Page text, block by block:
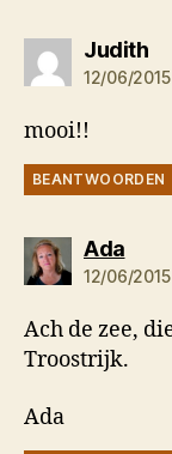
Judith
12/06/
mooi!!
BEANTWOORDEN
Adazegt:
12/06/
Ach de zee,
Troostrijk.
Ada